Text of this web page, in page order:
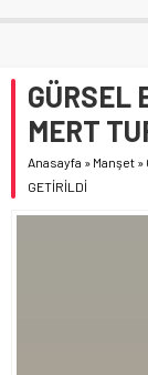
GÜRSEL
MERT
Anasayfa » Manşet »
GETİRİLDİ